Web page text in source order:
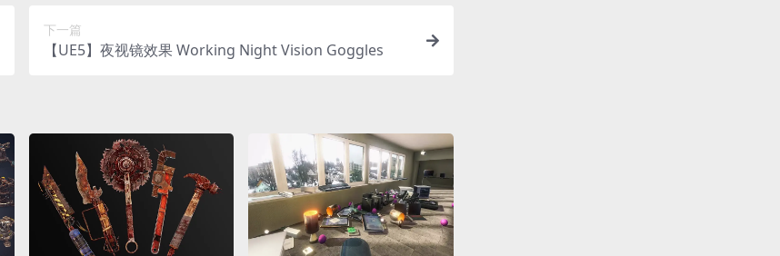
下一篇
【UE5】夜视镜效果 Working Night Vision Goggles